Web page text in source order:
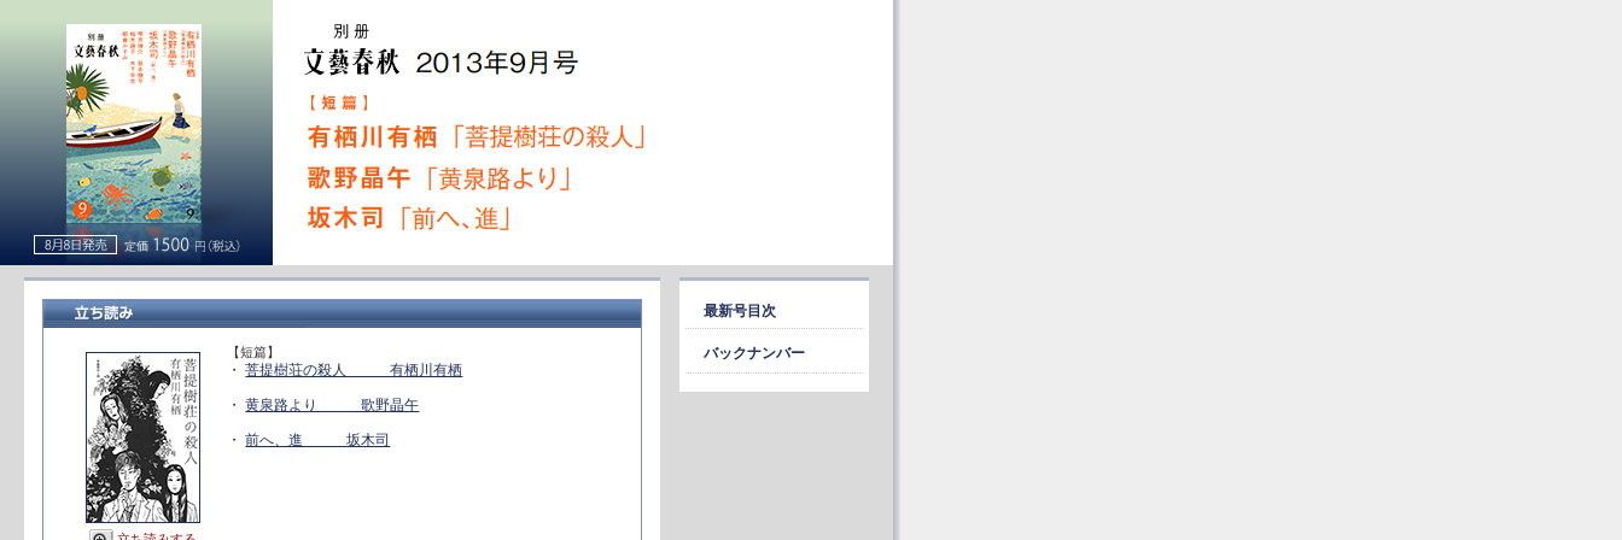
【短篇】
・菩提樹荘の殺人 有栖川有栖
・黄泉路より 歌野晶午
・前へ、進 坂木司
最新号目次
バックナンバー